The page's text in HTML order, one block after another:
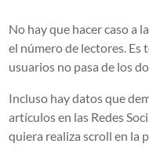
No hay que hacer caso a
el número de lectores. Es
usuarios no pasa de los
Incluso hay datos que
artículos en las Redes
quiera realiza scroll en la